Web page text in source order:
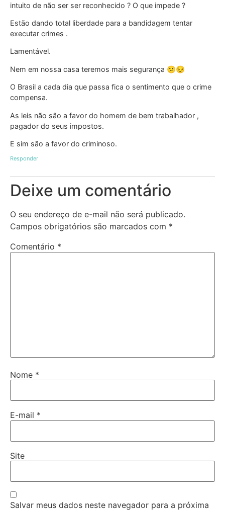
intuito de não ser ser reconhecido ? O que impede ?
Estão dando total liberdade para a bandidagem tentar
executar crimes .
Lamentável.
Nem em nossa casa teremos mais segurança 😕😔
O Brasil a cada dia que passa fica o sentimento que o crime
compensa.
As leis não são a favor do homem de bem trabalhador ,
pagador do seus impostos.
E sim são a favor do criminoso.
Responder
Deixe um comentário
O seu endereço de e-mail não será publicado.
Campos obrigatórios são marcados com *
Comentário *
Nome *
E-mail *
Site
Salvar meus dados neste navegador para a próxima